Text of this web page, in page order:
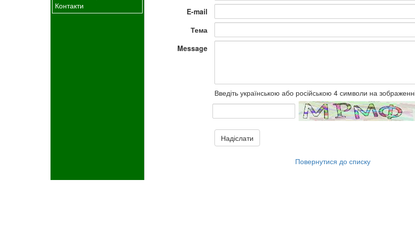
Контакти
E-mail
Тема
Message
Введіть українською або російською 4 символи на
Надіслати
Повернутися до списку